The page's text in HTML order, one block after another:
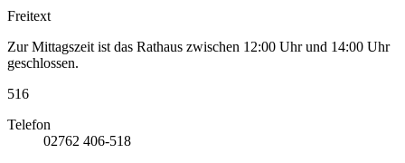
Freitext
Zur Mittagszeit ist das Rathaus zwischen 12:00 Uhr und 14:00 Uhr
geschlossen.
516
Telefon
02762 406-518